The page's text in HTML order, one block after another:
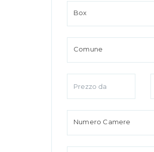
Box
Comune
Numero Camere